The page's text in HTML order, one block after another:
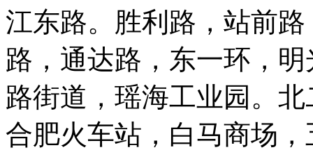
江东路。胜利路，站前
路，通达路，东一环，
路街道，瑶海工业园。
合肥火车站，白马商场